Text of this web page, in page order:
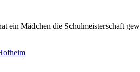
ein Mädchen die Schulmeisterschaft